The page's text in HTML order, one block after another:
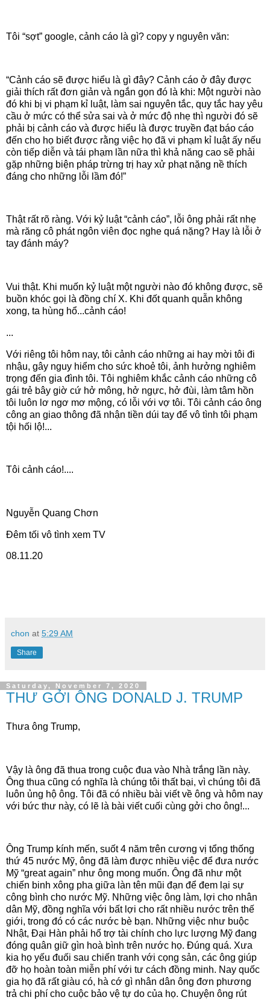
Tôi “sợt” google, cảnh cáo là gì? copy y nguyên văn:
“Cảnh cáo sẽ được hiểu là gì đây? Cảnh cáo ở đây được
giải thích rất đơn giản và ngắn gọn đó là khi: Một người nào
đó khi bị vi phạm kỉ luật, làm sai nguyên tắc, quy tắc hay yêu
cầu ở mức có thể sửa sai và ở mức độ nhẹ thì người đó sẽ
phải bị cảnh cáo và được hiểu là được truyền đạt báo cáo
đến cho họ biết được rằng việc họ đã vi phạm kỉ luật ấy nếu
còn tiếp diễn và tái phạm lần nữa thì khả năng cao sẽ phải
gặp những biện pháp trừng trị hay xử phạt nặng nề thích
đáng cho những lỗi lầm đó!”
Thật rất rõ ràng. Với kỷ luật “cảnh cáo”, lỗi ông phải rất nhẹ
mà răng cô phát ngôn viên đọc nghe quá nặng? Hay là lỗi ở
tay đánh máy?
Vui thật. Khi muốn kỷ luật một người nào đó không được, sẽ
buồn khóc gọi là đồng chí X. Khi đốt quanh quẫn không
xong, ta hùng hổ...cảnh cáo!
...
Với riêng tôi hôm nay, tôi cảnh cáo những ai hay mời tôi đi
nhậu, gây nguy hiểm cho sức khoẻ tôi, ảnh hưởng nghiêm
trọng đến gia đình tôi. Tôi nghiêm khắc cảnh cáo những cô
gái trẻ bây giờ cứ hở mông, hở ngực, hở đùi, làm tâm hồn
tôi luôn lơ ngơ mơ mộng, có lỗi với vợ tôi. Tôi cảnh cáo ông
công an giao thông đã nhận tiền dúi tay để vô tình tôi phạm
tội hối lộ!...
Tôi cảnh cáo!....
Nguyễn Quang Chơn
Đêm tối vô tình xem TV
08.11.20
chon at 5:29 AM
Share
Saturday, November 7, 2020
THƯ GỞI ÔNG DONALD J. TRUMP
Thưa ông Trump,
Vậy là ông đã thua trong cuộc đua vào Nhà trắng lần này.
Ông thua cũng có nghĩa là chúng tôi thất bại, vì chúng tôi đã
luôn ủng hộ ông. Tôi đã có nhiều bài viết về ông và hôm nay
với bức thư này, có lẽ là bài viết cuối cùng gởi cho ông!...
Ông Trump kính mến, suốt 4 năm trên cương vị tổng thống
thứ 45 nước Mỹ, ông đã làm được nhiều việc để đưa nước
Mỹ “great again” như ông mong muốn. Ông đã như một
chiến binh xông pha giữa làn tên mũi đạn để đem lại sự
công bình cho nước Mỹ. Những việc ông làm, lợi cho nhân
dân Mỹ, đồng nghĩa với bất lợi cho rất nhiều nước trên thế
giới, trong đó có các nước bè bạn. Những việc như buộc
Nhật, Đại Hàn phải hổ trợ tài chính cho lực lượng Mỹ đang
đóng quân giữ gìn hoà bình trên nước họ. Đúng quá. Xưa
kia họ yếu đuối sau chiến tranh với cọng sản, các ông giúp
đỡ họ hoàn toàn miễn phí với tư cách đồng minh. Nay quốc
gia họ đã rất giàu có, hà cớ gì nhân dân ông đơn phương
trả chi phí cho cuộc bảo vệ tự do của họ. Chuyện ông rút